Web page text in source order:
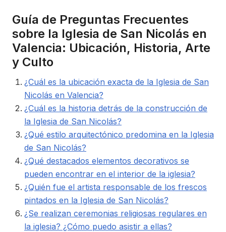
Guía de Preguntas Frecuentes
sobre la Iglesia de San Nicolás en
Valencia: Ubicación, Historia, Arte
y Culto
¿Cuál es la ubicación exacta de la Iglesia de San
Nicolás en Valencia?
¿Cuál es la historia detrás de la construcción de
la Iglesia de San Nicolás?
¿Qué estilo arquitectónico predomina en la Iglesia
de San Nicolás?
¿Qué destacados elementos decorativos se
pueden encontrar en el interior de la iglesia?
¿Quién fue el artista responsable de los frescos
pintados en la Iglesia de San Nicolás?
¿Se realizan ceremonias religiosas regulares en
la iglesia? ¿Cómo puedo asistir a ellas?